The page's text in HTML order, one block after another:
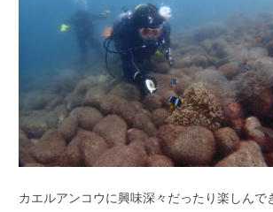
カエルアンコウに興味深々だったり楽しんで